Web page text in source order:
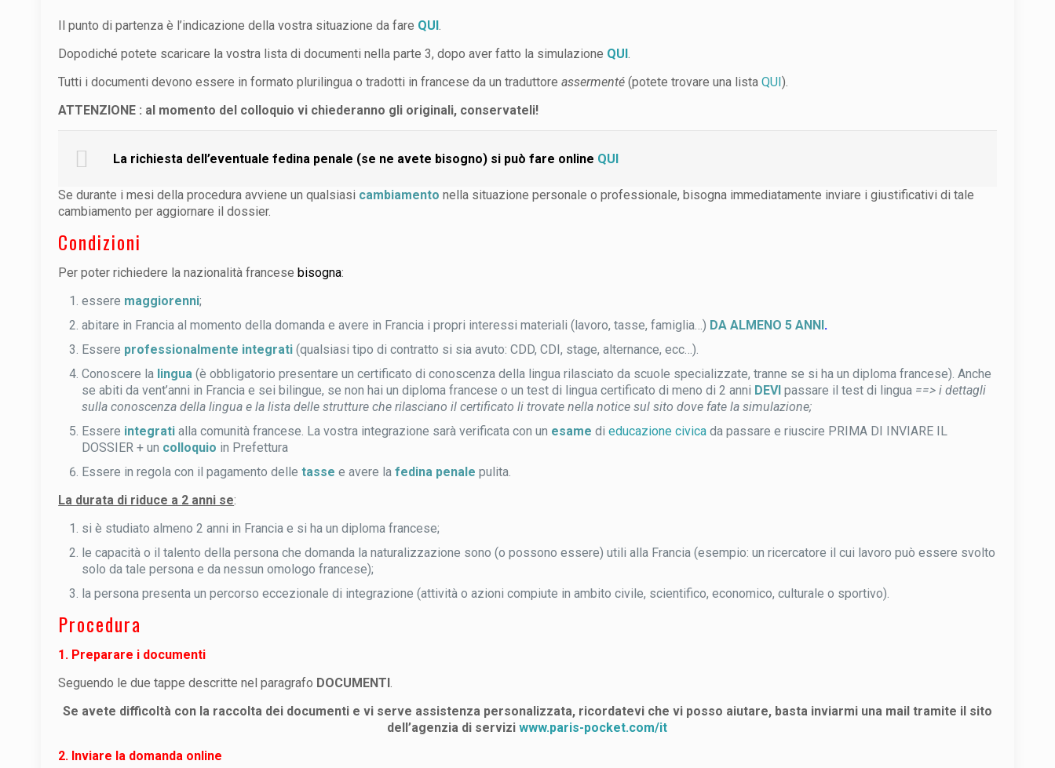
Il punto di partenza è l’indicazione della vostra situazione da fare QUI.
Dopodiché potete scaricare la vostra lista di documenti nella parte 3, dopo aver fatto la simulazione QUI.
Tutti i documenti devono essere in formato plurilingua o tradotti in francese da un traduttoreassermenté (potete trovare una listaQUI).
ATTENZIONE : al momento del colloquio vi chiederanno gli originali, conservateli!
La richiesta dell’eventuale fedina penale (se ne avete bisogno) si può fare online QUI
Se durante i mesi della procedura avviene un qualsiasi cambiamento nella situazione personale o professionale, bisogna immediatamente inviare i giustificativi di tale
cambiamento per aggiornare il dossier.
Condizioni
Per poter richiedere la nazionalità francesebisogna:
essere maggiorenni;
abitare in Francia al momento della domanda e avere in Francia i propri interessi materiali (lavoro, tasse, famiglia…) DA ALMENO 5 ANNI.
Essere professionalmente integrati (qualsiasi tipo di contratto si sia avuto: CDD, CDI, stage, alternance, ecc…).
Conoscere la lingua (è obbligatorio presentare un certificato di conoscenza della lingua rilasciato da scuole specializzate, tranne se si ha un diploma francese). Anche
se abiti da vent’anni in Francia e sei bilingue, se non hai un diploma francese o un test di lingua certificato di meno di 2 anni DEVI passare il test di lingua ==> i dettagli
sulla conoscenza della lingua e la lista delle strutture che rilasciano il certificato li trovate nella notice sul sito dove fate la simulazione;
Essere integrati alla comunità francese. La vostra integrazione sarà verificata con un esamedieducazione civica da passare e riuscire PRIMA DI INVIARE IL
DOSSIER + un colloquio in Prefettura
Essere in regola con il pagamento delletasse e avere lafedina penale pulita.
La durata di riduce a 2 anni se:
si è studiato almeno 2 anni in Francia e si ha un diploma francese;
le capacità o il talento della persona che domanda la naturalizzazione sono (o possono essere) utili alla Francia (esempio: un ricercatore il cui lavoro può essere svolto
solo da tale persona e da nessun omologo francese);
la persona presenta un percorso eccezionale di integrazione (attività o azioni compiute in ambito civile, scientifico, economico, culturale o sportivo).
Procedura
1. Preparare i documenti
Seguendo le due tappe descritte nel paragrafo DOCUMENTI.
Se avete difficoltà con la raccolta dei documenti e vi serve assistenza personalizzata, ricordatevi che vi posso aiutare, basta inviarmi una mail tramite il sito
dell’agenzia di serviziwww.paris-pocket.com/it
2. Inviare la domanda online